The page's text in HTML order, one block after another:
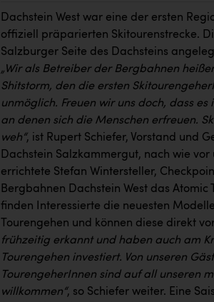
Dachstein West war eine der ersten
offiziell präparierten Skitourenstrecke.
Salzburger Seite des Dachsteins
„Wir als Betreiber der Bergbahnen
Shitstorm, den die ersten
unmöglich. Freuen wir uns doch, dass
an denen sich die Menschen erfreuen.
weh“, ist Rupert Schiefer, Vorstand und
Dachstein Salzkammergut, nach wie
errichtete Stefan Wintersteller,
Bergbahnen Dachstein West das Atomic
finden Interessierte die neuesten
Tourengehen und können diese direkt
frühzeitig erkannt und haben auch am
Tourengehen investiert. Von unseren
TourengeherInnen sind auf all unseren
willkommen“, so Schiefer weiter. Eine